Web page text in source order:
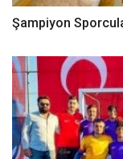
Şampiyon